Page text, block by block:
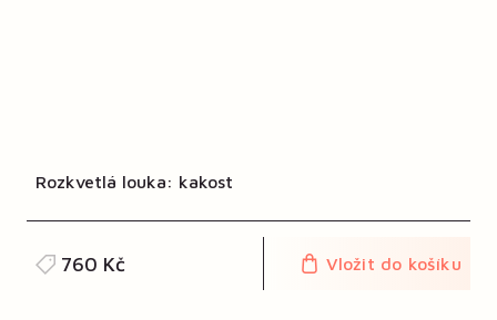
Rozkvetlá louka: kakost
760 Kč Vložit do košíku